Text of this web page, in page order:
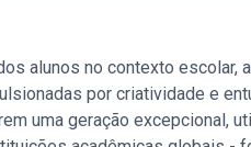
alunos no contexto escolar,
por criatividade e
uma geração excepcional,